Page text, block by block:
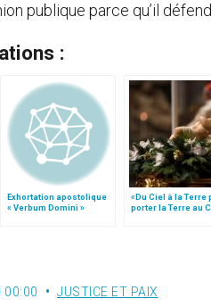
publique parce qu’il
:
Exhortation apostolique
« Verbum Domini »
«Du Ciel à la Terre
porter la Terre au
00:00 JUSTICE ET PAIX